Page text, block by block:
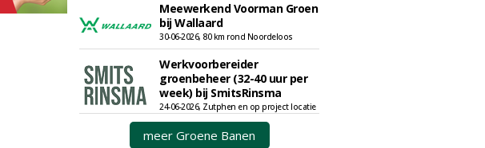
Meewerkend Voorman Groen
bij Wallaard
30-06-2026, 80 km rond Noordeloos
Werkvoorbereider
groenbeheer (32-40 uur per
week) bij SmitsRinsma
24-06-2026, Zutphen en op project locatie
meer Groene Banen